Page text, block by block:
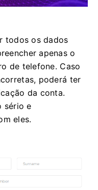
todos os dados
apenas o
de telefone. Caso
poderá ter
da conta.
sério e
eles.